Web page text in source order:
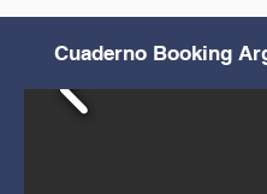
Cuaderno Booking